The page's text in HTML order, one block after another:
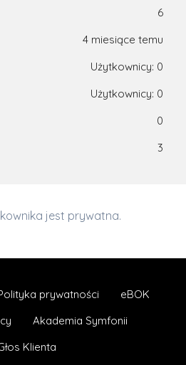
6
4 miesiące temu
Użytkownicy: 0
Użytkownicy: 0
0
3
jest prywatna.
prywatności
eBOK
Akademia Symfonii
Klienta